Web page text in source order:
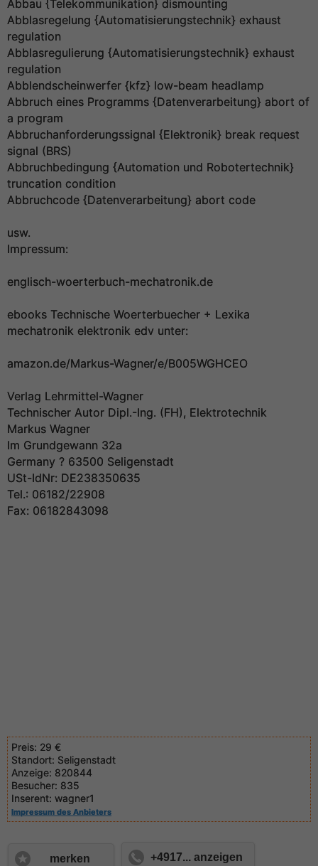
Abbau {Telekommunikation} dismounting
Abblasregelung {Automatisierungstechnik} exhaust
regulation
Abblasregulierung {Automatisierungstechnik} exhaust
regulation
Abblendscheinwerfer {kfz} low-beam headlamp
Abbruch eines Programms {Datenverarbeitung} abort of
a program
Abbruchanforderungssignal {Elektronik} break request
signal (BRS)
Abbruchbedingung {Automation und Robotertechnik}
truncation condition
Abbruchcode {Datenverarbeitung} abort code
usw.
Impressum:
englisch-woerterbuch-mechatronik.de
ebooks Technische Woerterbuecher + Lexika
mechatronik elektronik edv unter:
amazon.de/Markus-Wagner/e/B005WGHCEO
Verlag Lehrmittel-Wagner
Technischer Autor Dipl.-Ing. (FH), Elektrotechnik
Markus Wagner
Im Grundgewann 32a
Germany ? 63500 Seligenstadt
USt-IdNr: DE238350635
Tel.: 06182/22908
Fax: 06182843098
Preis: 29 €
Standort: Seligenstadt
Anzeige: 820844
Besucher: 835
Inserent: wagner1
Impressum des Anbieters
merken +4917... anzeigen